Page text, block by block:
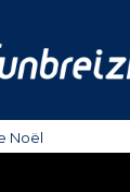
Noël